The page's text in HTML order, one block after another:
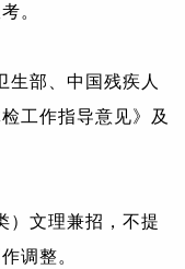
。
生部、中国残疾人
工作指导意见》及
）文理兼招，不提
调整。